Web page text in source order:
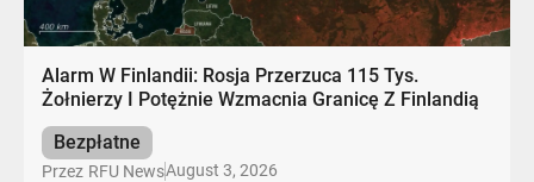
Alarm W Finlandii: Rosja Przerzuca 115 Tys.
Żołnierzy I Potężnie Wzmacnia Granicę Z Finlandią
Bezpłatne
Przez RFU NewsAugust 3, 2026